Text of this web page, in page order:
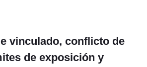
vinculado, conflicto de
de exposición y